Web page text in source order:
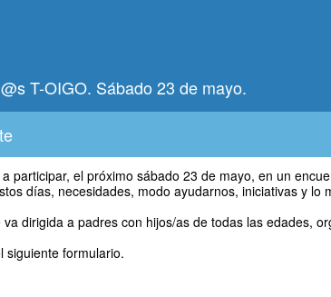
T-OIGO. Sábado 23 de mayo.
participar, el próximo sábado 23 de mayo, en un
días, necesidades, modo ayudarnos, iniciativas y lo
dirigida a padres con hijos/as de todas las edades,
siguiente formulario.